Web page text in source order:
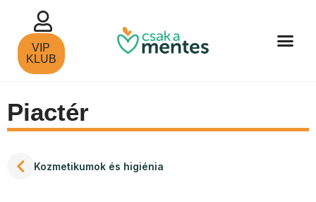
VIP
KLUB
Piactér
Kozmetikumok és higiénia